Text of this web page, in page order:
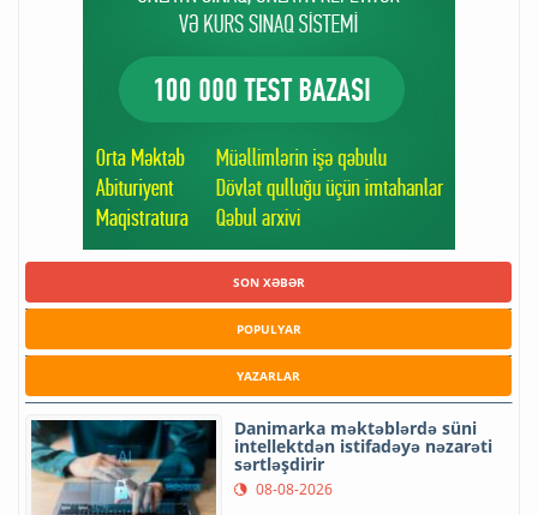
SON XƏBƏR
POPULYAR
YAZARLAR
Danimarka məktəblərdə süni
intellektdən istifadəyə nəzarəti
sərtləşdirir
08-08-2026